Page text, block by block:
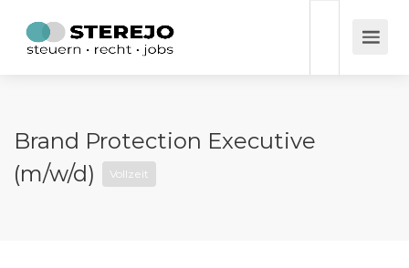
Brand Protection Executive
(m/w/d)
Vollzeit